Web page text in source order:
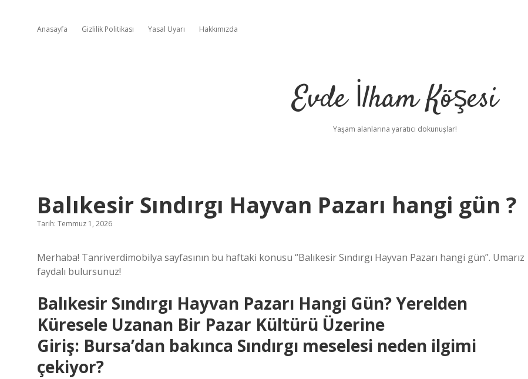
Anasayfa Gizlilik Politikası Yasal Uyarı Hakkımızda
Evde İlham Köşesi
Yaşam alanlarına yaratıcı dokunuşlar!
Balıkesir Sındırgı Hayvan Pazarı hangi gün ?
Tarih: Temmuz 1, 2026
Merhaba! Tanriverdimobilya sayfasının bu haftaki konusu “Balıkesir Sındırgı Hayvan Pazarı hangi gün”. Umarız
faydalı bulursunuz!
Balıkesir Sındırgı Hayvan Pazarı Hangi Gün? Yerelden
Küresele Uzanan Bir Pazar Kültürü Üzerine
Giriş: Bursa’dan bakınca Sındırgı meselesi neden ilgimi
çekiyor?